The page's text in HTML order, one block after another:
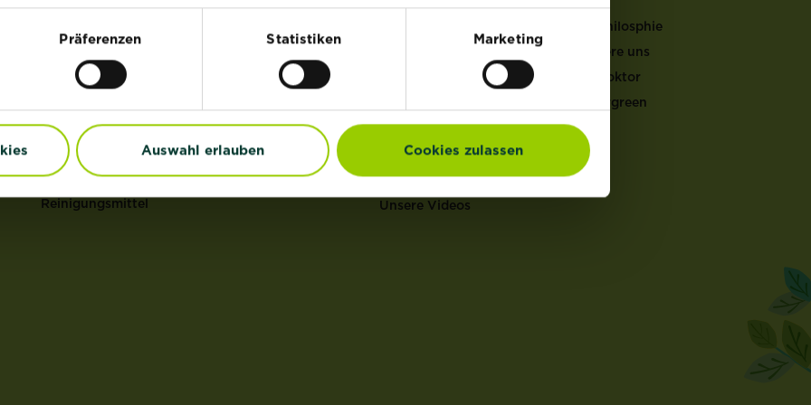
Präferenzen Statistiken Marketing
Auswahl erlauben Cookies zulassen
Erden
Grundstoffe
Unkraut
Schädlinge
Reinigungsmittel
®
Anzucht & Pflege
Erden Rechner
Mulch Rechner
Rasen Coach
Unsere Videos
Unsere Philosphie
Kontaktiere uns
Garten Doktor
Mein Evergreen